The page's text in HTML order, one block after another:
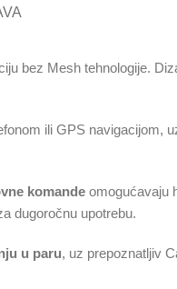
bez Mesh tehnologije.
ili GPS navigacijom,
komande omogućavaju
dugoročnu upotrebu.
u paru, uz prepoznatljiv